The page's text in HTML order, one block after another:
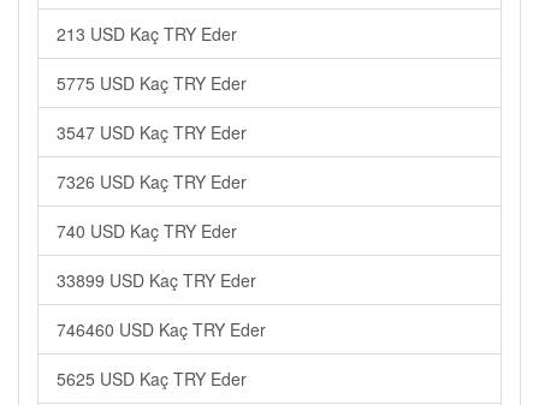
213 USD Kaç TRY Eder
5775 USD Kaç TRY Eder
3547 USD Kaç TRY Eder
7326 USD Kaç TRY Eder
740 USD Kaç TRY Eder
33899 USD Kaç TRY Eder
746460 USD Kaç TRY Eder
5625 USD Kaç TRY Eder